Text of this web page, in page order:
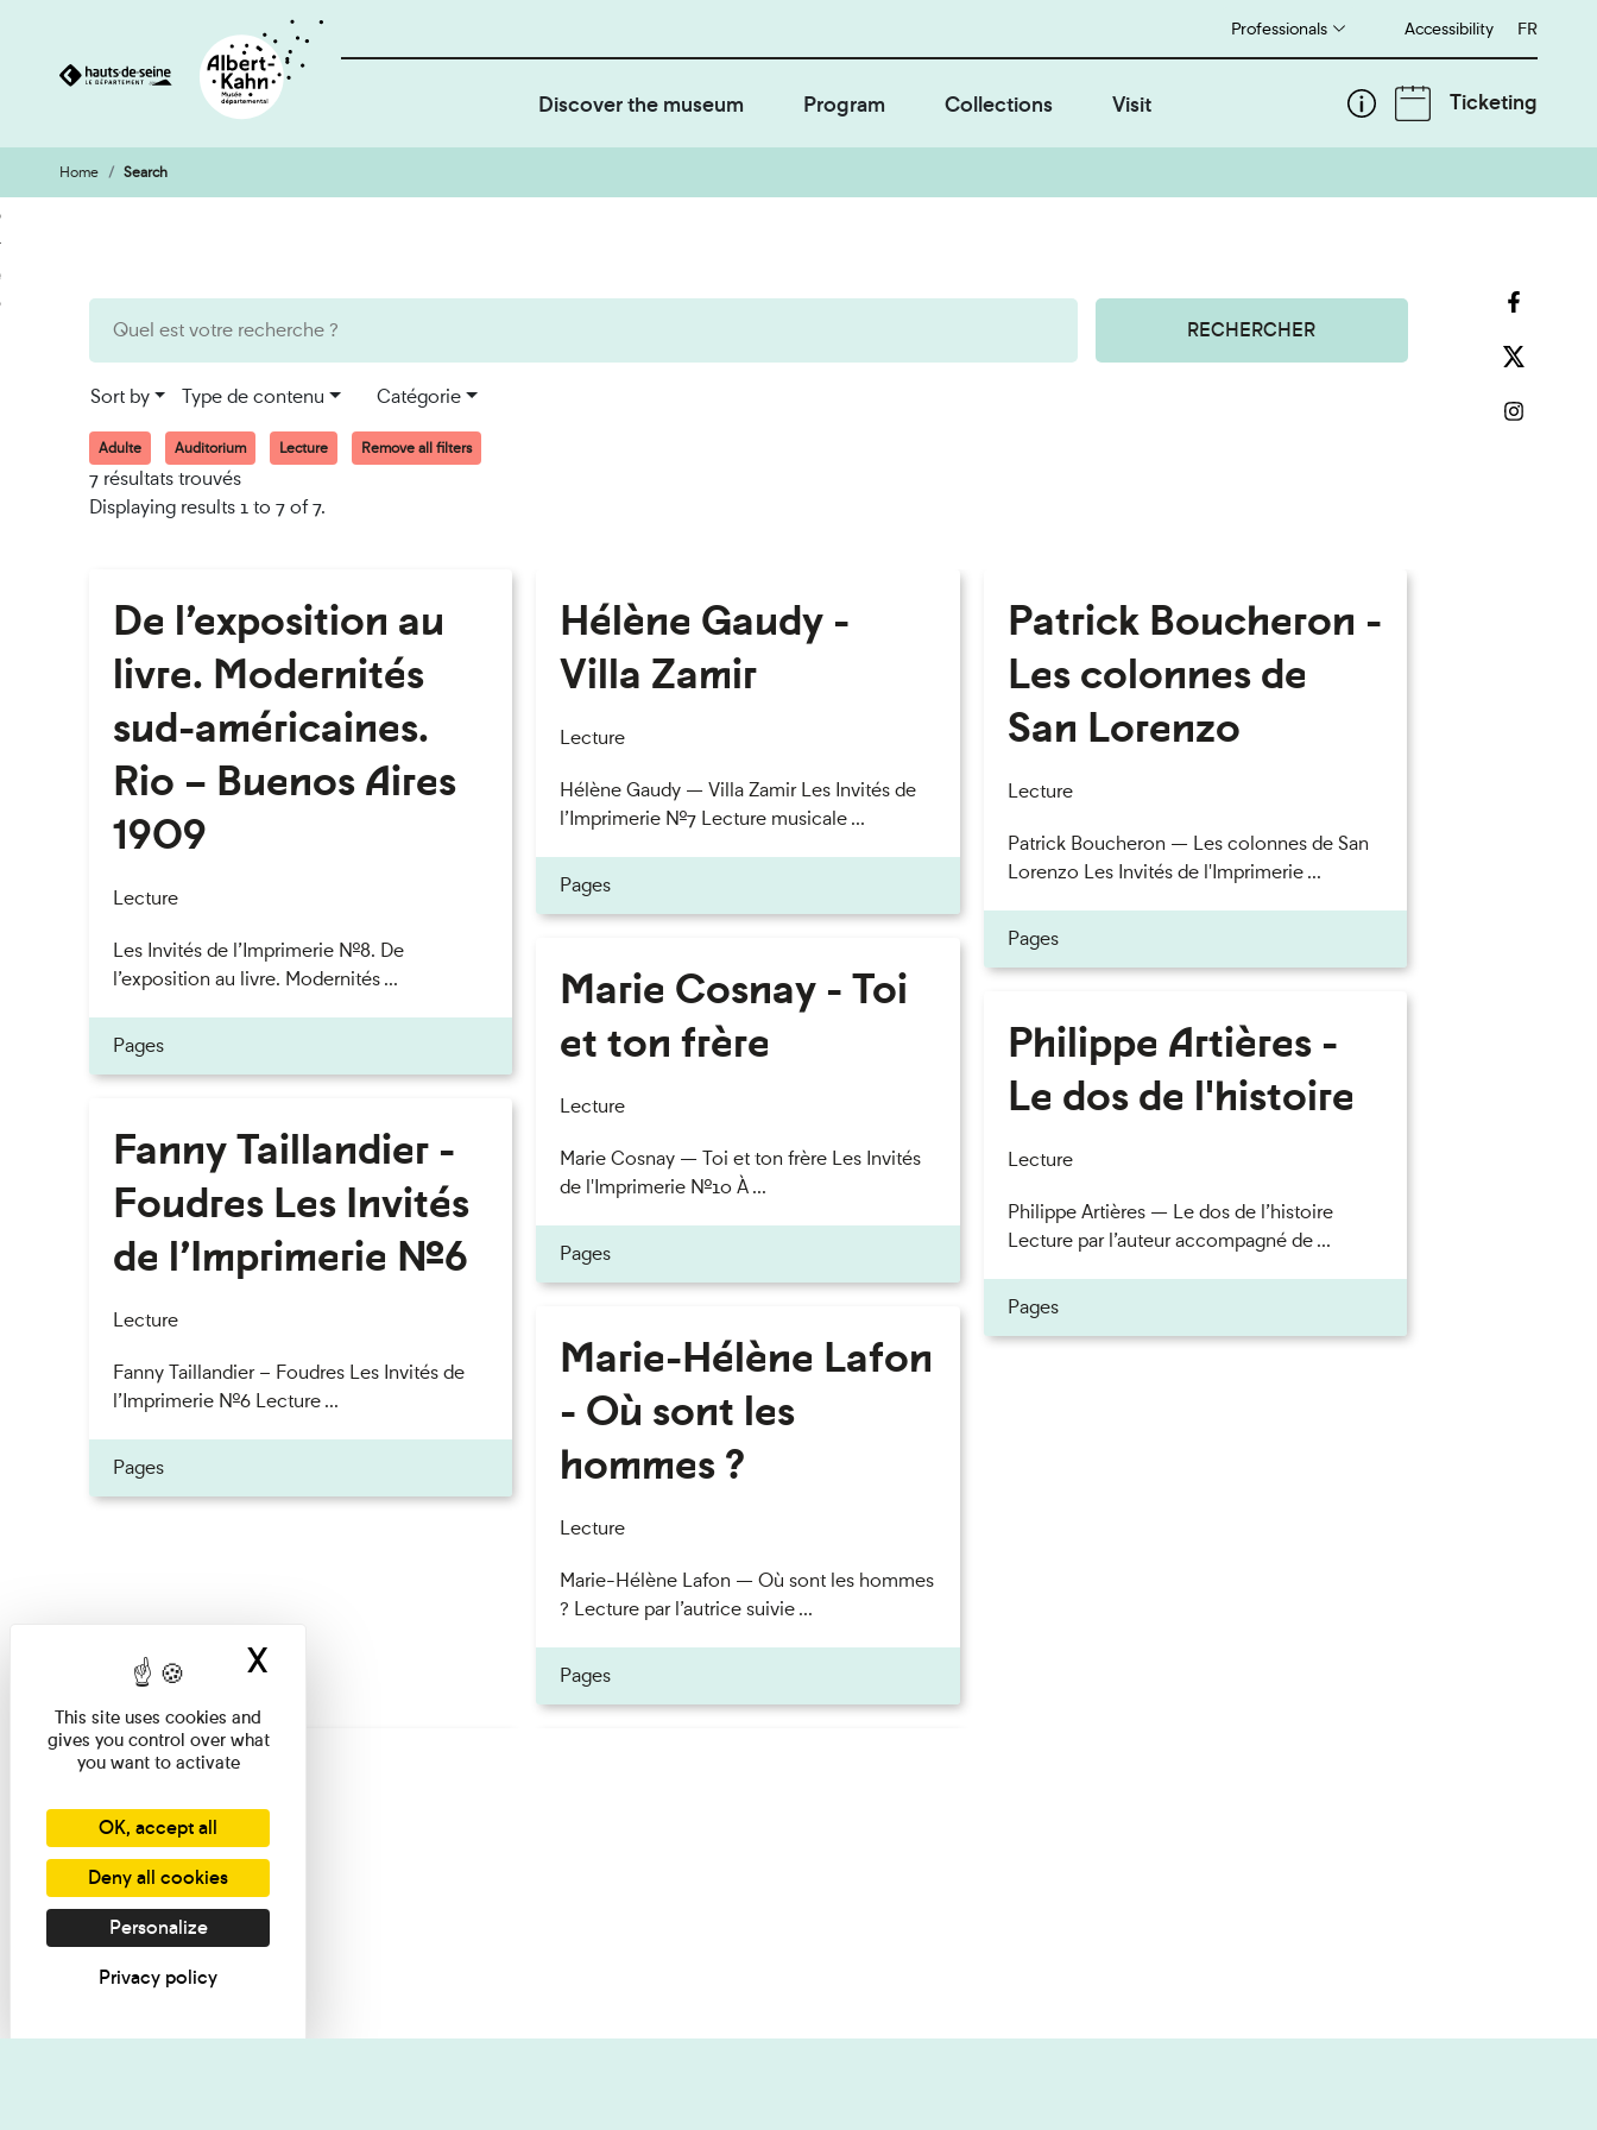
Go
to
content
Go
to
search
engine
Professionals Accessibility Français
FR
Discover the museum Program Collections Visit Ticketing
Home Search
RECHERCHER
Sort by Type de contenu Catégorie
Adulte Auditorium Lecture Remove all filters
7 résultats trouvés
Displaying results 1 to 7 of 7.
De l’exposition au
livre. Modernités
sud-américaines.
Rio – Buenos Aires
1909
Lecture
Les Invités de l’Imprimerie n°8. De
l’exposition au livre. Modernités ...
Pages
Fanny Taillandier -
Foudres Les Invités
de l’Imprimerie n°6
Lecture
Fanny Taillandier – Foudres Les Invités de
l’Imprimerie n°6 Lecture ...
Pages
Hélène Gaudy -
Villa Zamir
Lecture
Hélène Gaudy — Villa Zamir Les Invités de
l’Imprimerie n°7 Lecture musicale ...
Pages
Marie Cosnay - Toi
et ton frère
Lecture
Marie Cosnay — Toi et ton frère Les Invités
de l'Imprimerie n°10 À ...
Pages
Marie-Hélène Lafon
- Où sont les
hommes ?
Lecture
Marie-Hélène Lafon — Où sont les hommes
? Lecture par l’autrice suivie ...
Pages
Patrick Boucheron -
Les colonnes de
San Lorenzo
Lecture
Patrick Boucheron — Les colonnes de San
Lorenzo Les Invités de l'Imprimerie ...
Pages
Philippe Artières -
Le dos de l'histoire
Lecture
Philippe Artières — Le dos de l’histoire
Lecture par l’auteur accompagné de ...
Pages
Cookies management panel
This site uses cookies and
gives you control over what
you want to activate
OK, accept all
Deny all cookies
Personalize
Privacy policy
X Hide cookie banner